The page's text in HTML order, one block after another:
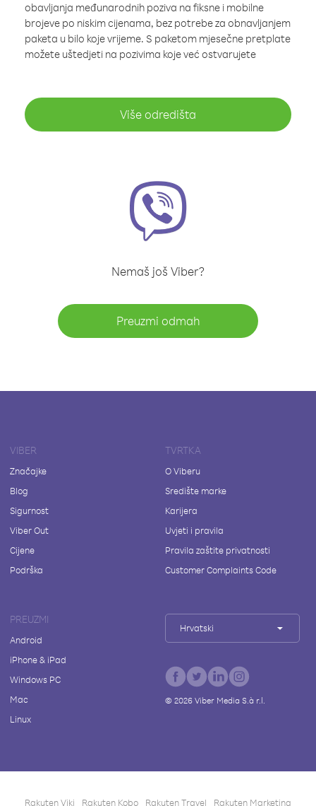
obavljanja međunarodnih poziva na fiksne i mobilne
brojeve po niskim cijenama, bez potrebe za obnavljanjem
paketa u bilo koje vrijeme. S paketom mjesečne pretplate
možete uštedjeti na pozivima koje već ostvarujete
Više odredišta
Nemaš još Viber?
Preuzmi odmah
VIBER
Značajke
Blog
Sigurnost
Viber Out
Cijene
Podrška
TVRTKA
O Viberu
Središte marke
Karijera
Uvjeti i pravila
Pravila zaštite privatnosti
Customer Complaints Code
PREUZMI
Android
iPhone & iPad
Windows PC
Mac
Linux
Hrvatski
© 2026Viber Media S.à r.l.
Rakuten Viki Rakuten Kobo Rakuten Travel Rakuten Marketing